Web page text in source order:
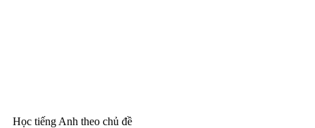
Học tiếng Anh theo chủ đề